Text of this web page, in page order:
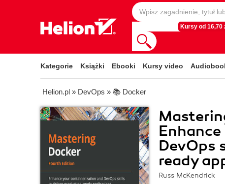
Kursy od 16,70
Kategorie Książki Ebooki Kursy video
Helion.pl » DevOps » 📚 Docker
DevOps
ready
Russ McKendrick